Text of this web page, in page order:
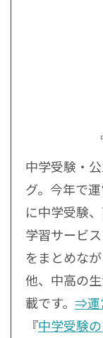
中学受験・
グ。今年で
に中学受験
学習サービ
をまとめな
他、中高の
載です。 ⇒運
『中学受験